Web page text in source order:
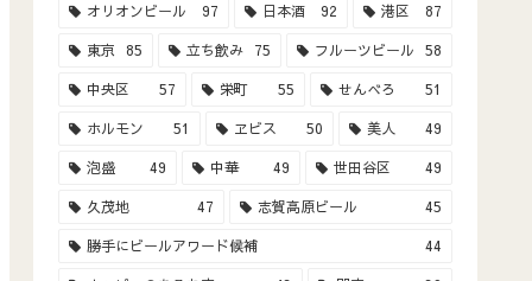
オリオンビール 97 日本酒 92 港区 87
東京 85 立ち飲み 75 フルーツビール 58
中央区 57 栄町 55 せんべろ 51
ホルモン 51 ヱビス 50 美人 49
泡盛 49 中華 49 世田谷区 49
久茂地 47 志賀高原ビール 45
勝手にビールアワード候補 44